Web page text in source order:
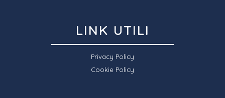
LINK UTILI
Privacy Policy
Cookie Policy